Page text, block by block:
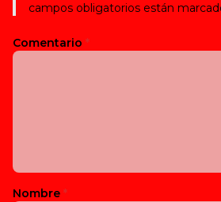
campos obligatorios están
Comentario *
Nombre *